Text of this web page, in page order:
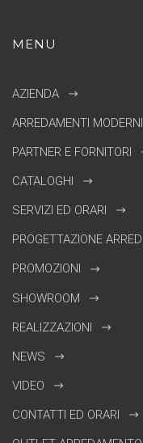
MENU
AZIENDA
ARREDAMENTI MODERNI
PARTNER E FORNITORI
CATALOGHI
SERVIZI ED ORARI
PROGETTAZIONE
PROMOZIONI
SHOWROOM
REALIZZAZIONI
NEWS
VIDEO
CONTATTI ED ORARI